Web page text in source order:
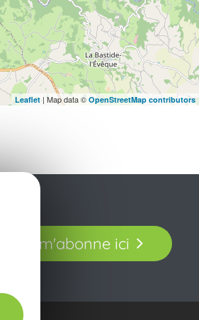
Leaflet | Map data © OpenStreetMap contributors
Je m'abonne ici